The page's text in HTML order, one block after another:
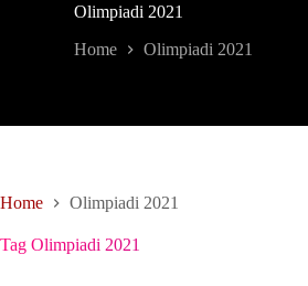
Olimpiadi 2021
Home Olimpiadi 2021
Home Olimpiadi 2021
Tag Olimpiadi 2021